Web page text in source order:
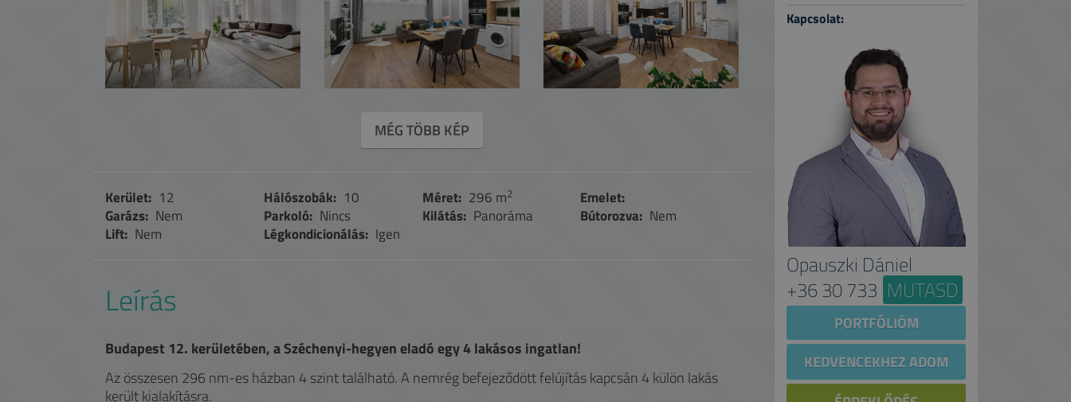
MÉG TÖBB KÉP
Kerület: 12 Hálószobák: 10 Méret: 296 m2
Emelet:
Garázs: Nem Parkoló: Nincs Kilátás: Panoráma Bútorozva: Nem
Lift: Nem Légkondicionálás: Igen
Leírás
Budapest 12. kerületében, a Széchenyi-hegyen eladó egy 4 lakásos ingatlan!
Az összesen 296 nm-es házban 4 szint található. A nemrég befejeződött felújítás kapcsán 4 külön lakás
került kialakításra.
Kapcsolat:
Opauszki Dániel
+36 30 733 MUTASD
PORTFÓLIÓM
KEDVENCEKHEZ ADOM